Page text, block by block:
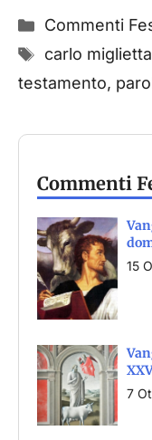
Categorie
Commenti
Tag
carlo miglietta
testamento,
Commenti
15
7